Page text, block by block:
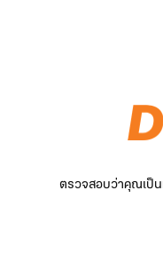
ตรวจสอบว่าคุณเป็